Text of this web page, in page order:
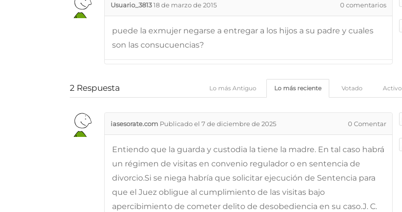
Usuario_381318 de marzo de 2015 0 comentarios
puede la exmujer negarse a entregar a los hijos a su padre y cuales
son las consucuencias?
2 Respuesta Activo
Votado
Lo más reciente
Lo más Antiguo
iasesorate.com Publicado el 7 de diciembre de 2025 0 Comentar
Entiendo que la guarda y custodia la tiene la madre. En tal caso habrá
un régimen de visitas en convenio regulador o en sentencia de
divorcio.Si se niega habría que solicitar ejecución de Sentencia para
que el Juez obligue al cumplimiento de las visitas bajo
apercibimiento de cometer delito de desobediencia en su caso.J. C.